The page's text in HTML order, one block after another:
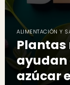
ALIMENTACIÓN Y
Plantas
ayudan
azúcar